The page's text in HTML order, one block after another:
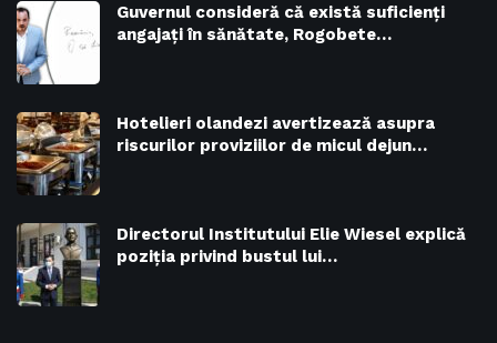
Guvernul consideră că există suficienți
angajați în sănătate, Rogobete…
Hotelieri olandezi avertizează asupra
riscurilor proviziilor de micul dejun…
Directorul Institutului Elie Wiesel explică
poziția privind bustul lui…